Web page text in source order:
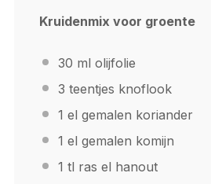
Kruidenmix voor groente
30 ml olijfolie
3 teentjes knoflook
1 el gemalen koriander
1 el gemalen komijn
1 tl ras el hanout